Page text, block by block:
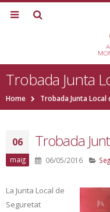
Trobada Junta
Home Trobada Junta
06
maig
Trobada
06/05/2016
La Junta Local de
Seguretat